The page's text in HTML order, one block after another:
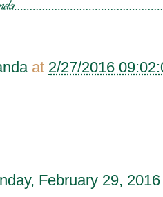
at 2/27/2016
February 29, 2016